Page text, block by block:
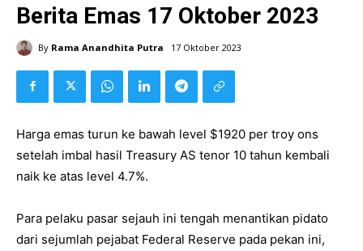
Berita Emas 17 Oktober 2023
By Rama Anandhita Putra 17 Oktober 2023
Harga emas turun ke bawah level $1920 per troy ons
setelah imbal hasil Treasury AS tenor 10 tahun kembali
naik ke atas level 4.7%.
Para pelaku pasar sejauh ini tengah menantikan pidato
dari sejumlah pejabat Federal Reserve pada pekan ini,